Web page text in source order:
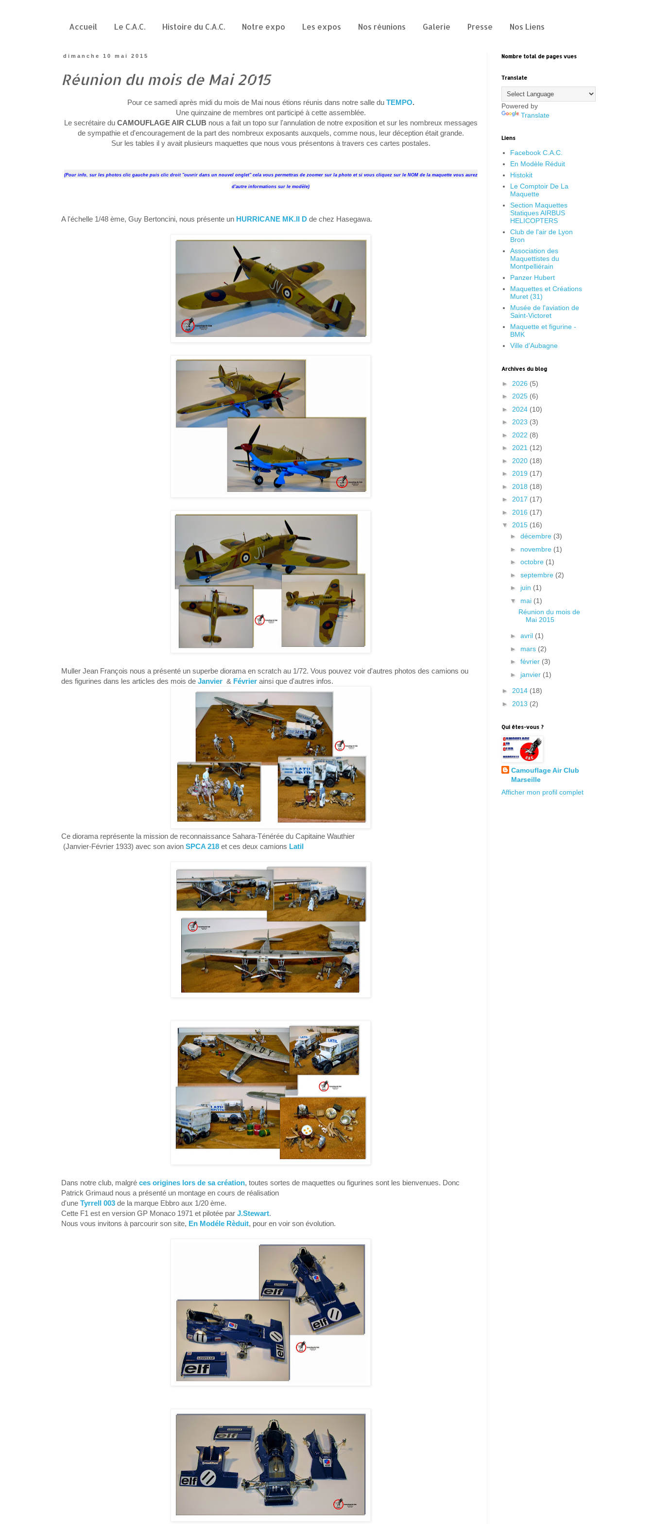
Accueil Le C.A.C. Histoire du C.A.C. Notre expo Les expos Nos réunions Galerie Presse Nos Liens
dimanche 10 mai 2015
Réunion du mois de Mai 2015
Pour ce samedi après midi du mois de Mai nous étions réunis dans notre salle du TEMPO.
Une quinzaine de membres ont participé à cette assemblée.
Le secrétaire du CAMOUFLAGE AIR CLUB nous a fait un topo sur l'annulation de notre exposition et sur les nombreux messages
de sympathie et d'encouragement de la part des nombreux exposants auxquels, comme nous, leur déception était grande.
Sur les tables il y avait plusieurs maquettes que nous vous présentons à travers ces cartes postales.
(Pour info, sur les photos clic gauche puis clic droit "ouvrir dans un nouvel onglet" cela vous permettras de zoomer sur la photo et si vous cliquez sur le NOM de la maquette vous aurez
d'autre informations sur le modèle)
A l'échelle 1/48 ème, Guy Bertoncini, nous présente un HURRICANE MK.II D de chez Hasegawa.
Muller Jean François nous a présenté un superbe diorama en scratch au 1/72. Vous pouvez voir d'autres photos des camions ou
des figurines dans les articles des mois de Janvier & Février ainsi que d'autres infos.
Ce diorama représente la mission de reconnaissance Sahara-Ténérée du Capitaine Wauthier
(Janvier-Février 1933) avec son avion SPCA 218 et ces deux camions Latil
Dans notre club, malgré ces origines lors de sa création, toutes sortes de maquettes ou figurines sont les bienvenues. Donc
Patrick Grimaud nous a présenté un montage en cours de réalisation
d'une Tyrrell 003 de la marque Ebbro aux 1/20 ème.
Cette F1 est en version GP Monaco 1971 et pilotée par J.Stewart.
Nous vous invitons à parcourir son site, En Modéle Rèduit, pour en voir son évolution.
Nombre total de pages vues
Translate
Powered by
Translate
Liens
Facebook C.A.C.
En Modèle Réduit
Histokit
Le Comptoir De La
Maquette
Section Maquettes
Statiques AIRBUS
HELICOPTERS
Club de l'air de Lyon
Bron
Association des
Maquettistes du
Montpelliérain
Panzer Hubert
Maquettes et Créations
Muret (31)
Musée de l'aviation de
Saint-Victoret
Maquette et figurine -
BMK
Ville d'Aubagne
Archives du blog
► 2026 (5)
► 2025 (6)
► 2024 (10)
► 2023 (3)
► 2022 (8)
► 2021 (12)
► 2020 (18)
► 2019 (17)
► 2018 (18)
► 2017 (17)
► 2016 (17)
▼ 2015 (16)
► décembre (3)
► novembre (1)
► octobre (1)
► septembre (2)
► juin (1)
▼ mai (1)
Réunion du mois de
Mai 2015
► avril (1)
► mars (2)
► février (3)
► janvier (1)
► 2014 (18)
► 2013 (2)
Qui êtes-vous ?
Camouflage Air Club
Marseille
Afficher mon profil complet